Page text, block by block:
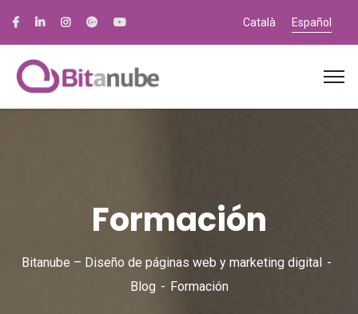
Català Español
Formación
Bitanube – Diseño de páginas web y marketing digital
Blog
Formación